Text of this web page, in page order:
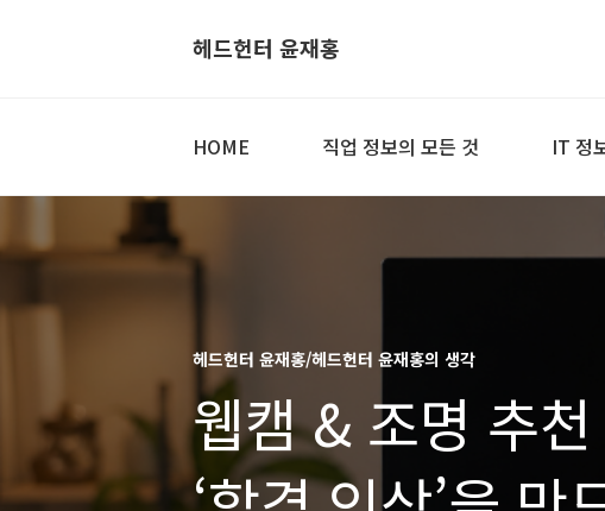
헤드헌터 윤재홍
HOME 직업 정보의 모든 것 IT 정
헤드헌터 윤재홍/헤드헌터 윤재홍의 생각
웹캠 & 조명 추